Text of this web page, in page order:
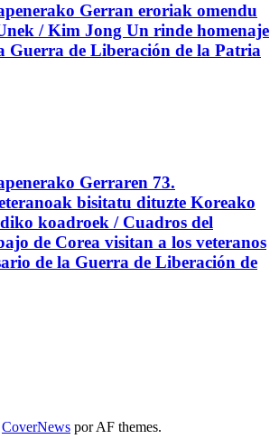
Gerran eroriak omendu
/ Kim Jong Un rinde homenaje
Guerra de Liberación de la Patria
Gerraren 73.
bisitatu dituzte Koreako
koadroek / Cuadros del
de Corea visitan a los veteranos
de la Guerra de Liberación de
CoverNews por AF themes.